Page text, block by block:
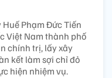
Phạm Đức Tiến
Việt Nam thành phố
chính trị, lấy xây
kết làm sợi chỉ đỏ
hiện nhiệm vụ.